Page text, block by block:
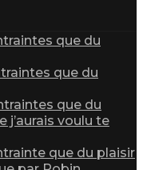
que du
que du
que du
j’aurais voulu te
que du plaisir